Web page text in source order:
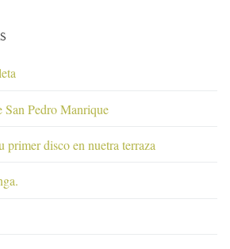
Pedro Manrique
primer disco en nuetra terraza